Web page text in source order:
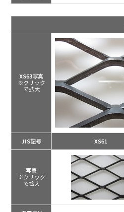
XS63写真
※クリック
で拡大
JIS記号 XS61
写真
※クリック
で拡大